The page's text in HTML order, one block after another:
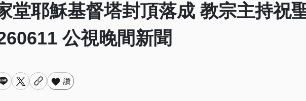
堂耶穌基督塔封頂落成 教宗主持祝
公視晚間新聞
讚